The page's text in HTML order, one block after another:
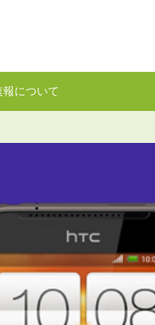
報について